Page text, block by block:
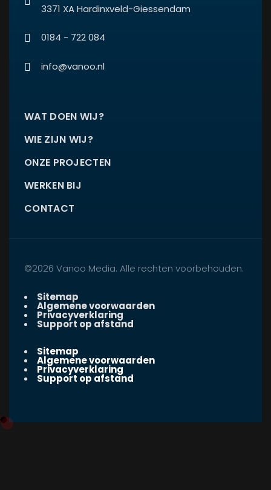
3371 XA Hardinxveld-Giessendam
0184 - 722 084
info@vanoo.nl
WAT DOEN WIJ?
WIE ZIJN WIJ?
ONZE PROJECTEN
WERKEN BIJ
CONTACT
©2026 Vanoo Media. Alle rechten voorbehouden.
Sitemap
Algemene voorwaarden
Privacyverklaring
Support op afstand
Sitemap
Algemene voorwaarden
Privacyverklaring
Support op afstand